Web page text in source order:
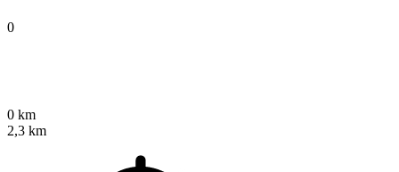
0
0 km
2,3 km